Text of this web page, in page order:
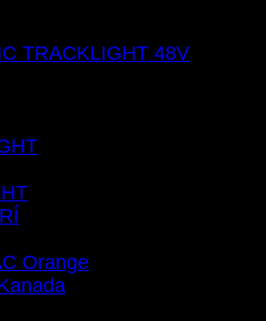
TRACKLIGHT 48V
Orange